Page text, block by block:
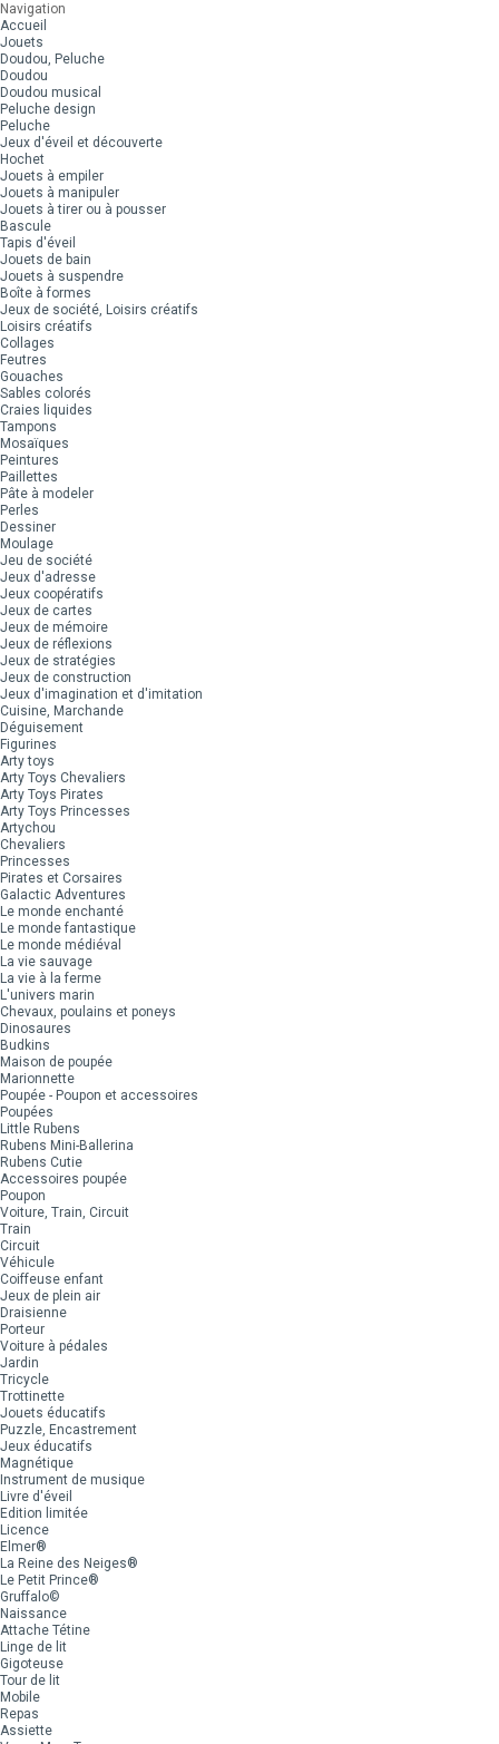
Navigation
Accueil
Jouets
Doudou, Peluche
Doudou
Doudou musical
Peluche design
Peluche
Jeux d'éveil et découverte
Hochet
Jouets à empiler
Jouets à manipuler
Jouets à tirer ou à pousser
Bascule
Tapis d'éveil
Jouets de bain
Jouets à suspendre
Boîte à formes
Jeux de société, Loisirs créatifs
Loisirs créatifs
Collages
Feutres
Gouaches
Sables colorés
Craies liquides
Tampons
Mosaïques
Peintures
Paillettes
Pâte à modeler
Perles
Dessiner
Moulage
Jeu de société
Jeux d'adresse
Jeux coopératifs
Jeux de cartes
Jeux de mémoire
Jeux de réflexions
Jeux de stratégies
Jeux de construction
Jeux d'imagination et d'imitation
Cuisine, Marchande
Déguisement
Figurines
Arty toys
Arty Toys Chevaliers
Arty Toys Pirates
Arty Toys Princesses
Artychou
Chevaliers
Princesses
Pirates et Corsaires
Galactic Adventures
Le monde enchanté
Le monde fantastique
Le monde médiéval
La vie sauvage
La vie à la ferme
L'univers marin
Chevaux, poulains et poneys
Dinosaures
Budkins
Maison de poupée
Marionnette
Poupée - Poupon et accessoires
Poupées
Little Rubens
Rubens Mini-Ballerina
Rubens Cutie
Accessoires poupée
Poupon
Voiture, Train, Circuit
Train
Circuit
Véhicule
Coiffeuse enfant
Jeux de plein air
Draisienne
Porteur
Voiture à pédales
Jardin
Tricycle
Trottinette
Jouets éducatifs
Puzzle, Encastrement
Jeux éducatifs
Magnétique
Instrument de musique
Livre d'éveil
Edition limitée
Licence
Elmer®
La Reine des Neiges®
Le Petit Prince®
Gruffalo©
Naissance
Attache Tétine
Linge de lit
Gigoteuse
Tour de lit
Mobile
Repas
Assiette